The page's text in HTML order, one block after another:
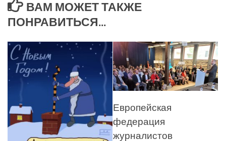
ВАМ МОЖЕТ ТАКЖЕ
ПОНРАВИТЬСЯ...
Европейская
федерация
журналистов